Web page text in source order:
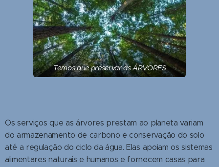
Temos que preservar as ÁRVORES
Os serviços que as árvores prestam ao planeta variam
do armazenamento de carbono e conservação do solo
até a regulação do ciclo da água. Elas apoiam os sistemas
alimentares naturais e humanos e fornecem casas para